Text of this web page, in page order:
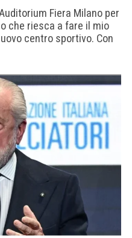
Fiera Milano per
che riesca a fare il mio
centro sportivo. Con